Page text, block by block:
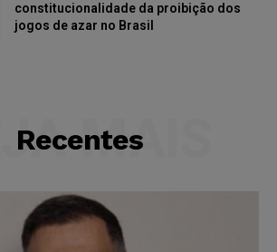
constitucionalidade da proibição dos
jogos de azar no Brasil
Recentes
MAIS